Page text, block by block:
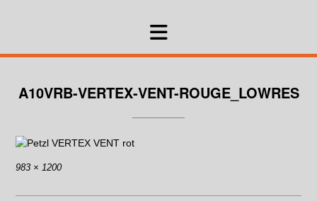
A10VRB-VERTEX-VENT-ROUGE_LOWRES
983 × 1200